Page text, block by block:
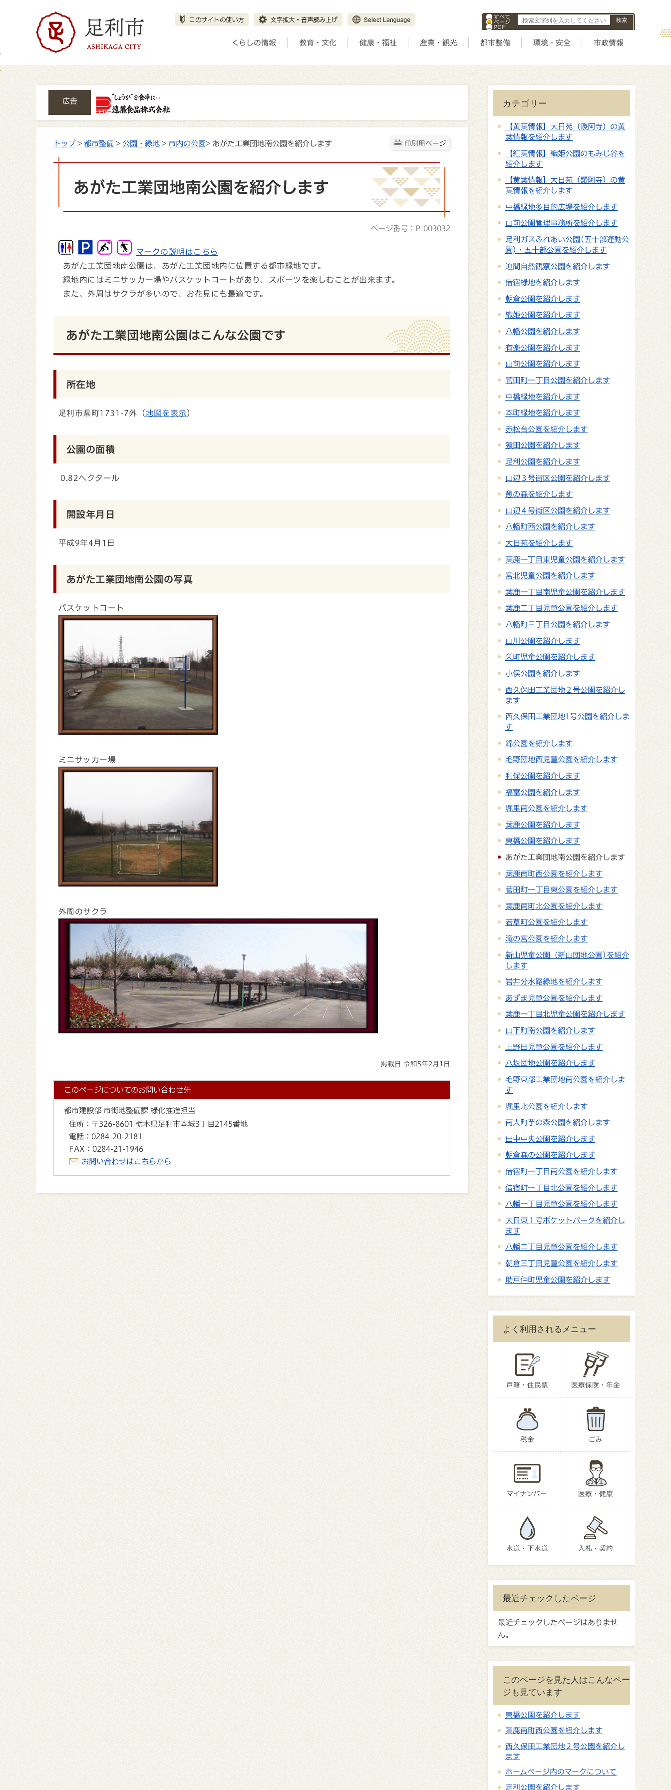
すべて
ページ
PDF
ID
くらしの情報 教育・文化 健康・福祉 産業・観光 都市整備 環境・安全 市政情報
広告
印刷用ページ
トップ> 都市整備 > 公園・緑地 > 市内の公園> あがた工業団地南公園を紹介します
あがた工業団地南公園を紹介します
ページ番号：P-003032
マークの説明はこちら
あがた工業団地南公園は、あがた工業団地内に位置する都市緑地です。
緑地内にはミニサッカー場やバスケットコートがあり、スポーツを楽しむことが出来ます。
また、外周はサクラが多いので、お花見にも最適です。
あがた工業団地南公園はこんな公園です
所在地
足利市県町1731-7外（地図を表示 ）
公園の面積
0.82ヘクタール
開設年月日
平成9年4月1日
あがた工業団地南公園の写真
バスケットコート
ミニサッカー場
外周のサクラ
掲載日 令和5年2月1日
このページについてのお問い合わせ先
都市建設部 市街地整備課 緑化推進担当
住所： 〒326-8601 栃木県足利市本城3丁目2145番地
電話： 0284-20-2181
FAX： 0284-21-1946
お問い合わせはこちらから
カテゴリー
【黄葉情報】大日苑（鑁阿寺）の黄
葉情報を紹介します
【紅葉情報】織姫公園のもみじ谷を
紹介します
【黄葉情報】大日苑（鑁阿寺）の黄
葉情報を紹介します
中橋緑地多目的広場を紹介します
山前公園管理事務所を紹介します
足利ガスふれあい公園(五十部運動公
園)・五十部公園を紹介します
迫間自然観察公園を紹介します
借宿緑地を紹介します
朝倉公園を紹介します
織姫公園を紹介します
八幡公園を紹介します
有楽公園を紹介します
山前公園を紹介します
菅田町一丁目公園を紹介します
中橋緑地を紹介します
本町緑地を紹介します
赤松台公園を紹介します
猿田公園を紹介します
足利公園を紹介します
山辺３号街区公園を紹介します
憩の森を紹介します
山辺４号街区公園を紹介します
八幡町西公園を紹介します
大日苑を紹介します
葉鹿一丁目東児童公園を紹介します
宮北児童公園を紹介します
葉鹿一丁目南児童公園を紹介します
葉鹿二丁目児童公園を紹介します
八幡町三丁目公園を紹介します
山川公園を紹介します
栄町児童公園を紹介します
小俣公園を紹介します
西久保田工業団地２号公園を紹介し
ます
西久保田工業団地1号公園を紹介しま
す
錦公園を紹介します
毛野団地西児童公園を紹介します
利保公園を紹介します
福富公園を紹介します
堀里南公園を紹介します
葉鹿公園を紹介します
東橋公園を紹介します
あがた工業団地南公園を紹介します
葉鹿南町西公園を紹介します
菅田町一丁目東公園を紹介します
葉鹿南町北公園を紹介します
若草町公園を紹介します
滝の宮公園を紹介します
新山児童公園（新山団地公園)を紹介
します
岩井分水路緑地を紹介します
あずま児童公園を紹介します
葉鹿一丁目北児童公園を紹介します
山下町南公園を紹介します
上野田児童公園を紹介します
八坂団地公園を紹介します
毛野東部工業団地南公園を紹介しま
す
堀里北公園を紹介します
南大町芋の森公園を紹介します
田中中央公園を紹介します
朝倉森の公園を紹介します
借宿町一丁目南公園を紹介します
借宿町一丁目北公園を紹介します
八幡一丁目児童公園を紹介します
大日東１号ポケットパークを紹介し
ます
八幡二丁目児童公園を紹介します
朝倉三丁目児童公園を紹介します
助戸仲町児童公園を紹介します
よく利用されるメニュー
戸籍・住民票 医療保険・年金
税金 ごみ
マイナンバー 医療・健康
水道・下水道 入札・契約
最近チェックしたページ
最近チェックしたページはありませ
ん。
このページを見た人はこんなペー
ジも見ています
東橋公園を紹介します
葉鹿南町西公園を紹介します
西久保田工業団地２号公園を紹介し
ます
ホームページ内のマークについて
足利公園を紹介します